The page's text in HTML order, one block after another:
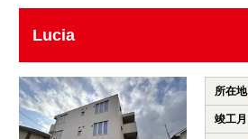
Lucia
所在地
竣工月